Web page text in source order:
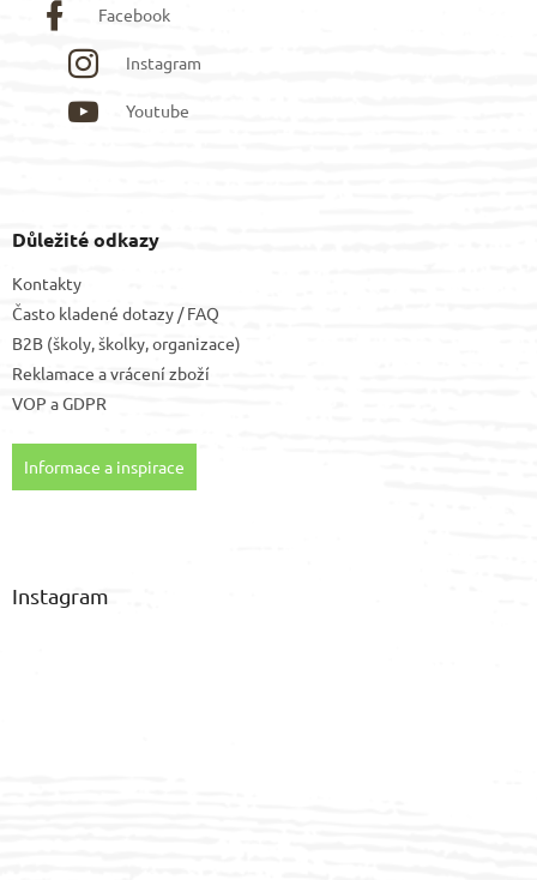
Facebook
Instagram
Youtube
Důležité odkazy
Kontakty
Často kladené dotazy / FAQ
B2B (školy, školky, organizace)
Reklamace a vrácení zboží
VOP aGDPR
Informace a inspirace
Instagram